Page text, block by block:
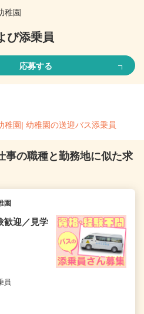
稚園
び添乗員
応募する
園| 幼稚園の送迎バス添乗員
事の職種と勤務地に似た求
園
歓迎／見学
員